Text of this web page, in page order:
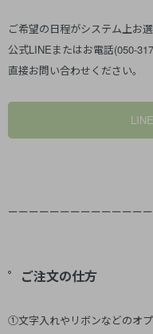
ご希望の日程がシステム上お
公式LINEまたはお電話(050-
直接お問い合わせください。
ーーーーーーーーーーーーー
゜ご注文の仕方
①文字入れやリボンなどのオ